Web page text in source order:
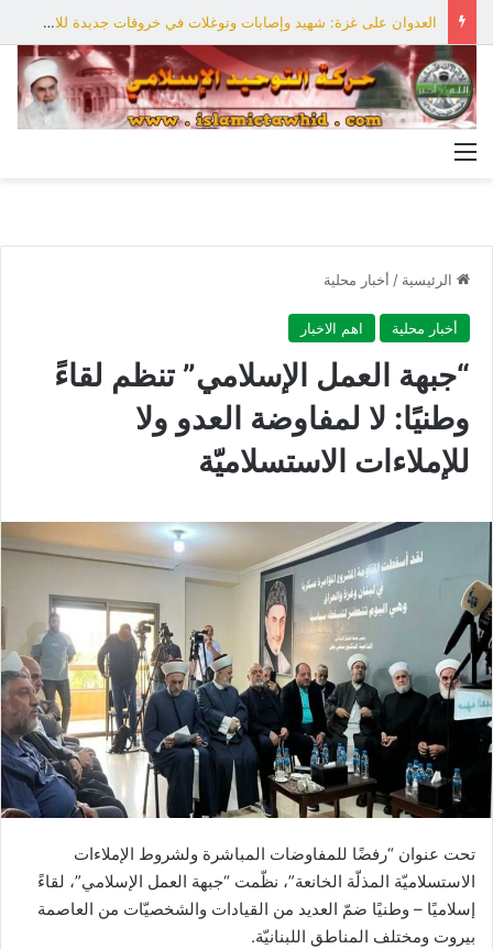
العدوان على غزة: شهيد وإصابات وتوغلات في خروقات جديدة للاحتلال
الرئيسية / أخبار محلية
أخبار محلية اهم الاخبار
“جبهة العمل الإسلامي” تنظم لقاءً
وطنيًا: لا لمفاوضة العدو ولا
للإملاءات الاستسلاميّة
تحت عنوان “رفضًا للمفاوضات المباشرة ولشروط الإملاءات
الاستسلاميّة المذلّة الخانعة”، نظّمت “جبهة العمل الإسلامي”، لقاءً
إسلاميًا – وطنيًا ضمّ العديد من القيادات والشخصيّات من العاصمة
بيروت ومختلف المناطق اللبنانيّة.